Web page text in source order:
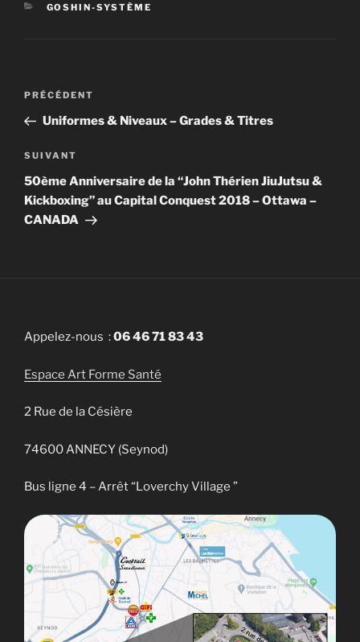
CATÉGORIES
GOSHIN-SYSTÈME
Navigation
l’article
Article
précédent
PRÉCÉDENT
Uniformes & Niveaux – Grades & Titres
Article
suivant
SUIVANT
50ème Anniversaire de la “John Thérien JiuJutsu &
Kickboxing” au Capital Conquest 2018 – Ottawa –
CANADA
Appelez-nous :06 46 71 83 43
Espace Art Forme Santé
2 Rue de la Césière
74600 ANNECY (Seynod)
Bus ligne 4 – Arrêt “Loverchy Village ”